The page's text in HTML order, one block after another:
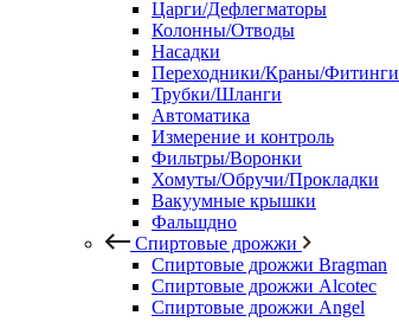
Царги/Дефлегматоры
Колонны/Отводы
Насадки
Переходники/Краны/Фитинги
Трубки/Шланги
Автоматика
Измерение и контроль
Фильтры/Воронки
Хомуты/Обручи/Прокладки
Вакуумные крышки
Фальшдно
Спиртовые дрожжи
Спиртовые дрожжи Bragman
Спиртовые дрожжи Alcotec
Спиртовые дрожжи Angel